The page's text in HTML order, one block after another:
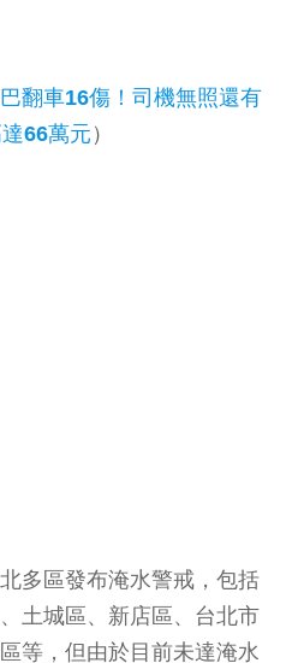
翻車16傷！司機無照還有
66萬元 ）
多區發布淹水警戒，包括
土城區、新店區、台北市
等，但由於目前未達淹水